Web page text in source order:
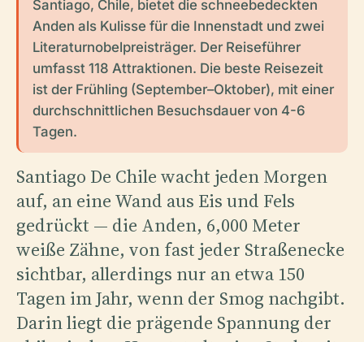
Santiago, Chile, bietet die schneebedeckten
Anden als Kulisse für die Innenstadt und zwei
Literaturnobelpreisträger. Der Reiseführer
umfasst 118 Attraktionen. Die beste Reisezeit
ist der Frühling (September–Oktober), mit einer
durchschnittlichen Besuchsdauer von 4-6
Tagen.
Santiago De Chile wacht jeden Morgen
auf, an eine Wand aus Eis und Fels
gedrückt — die Anden, 6,000 Meter
weiße Zähne, von fast jeder Straßenecke
sichtbar, allerdings nur an etwa 150
Tagen im Jahr, wenn der Smog nachgibt.
Darin liegt die prägende Spannung der